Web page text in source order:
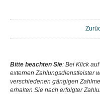
Bitte beachten Sie: Bei Klick
externen Zahlungsdienstleister
verschiedenen gängigen
erhalten Sie nach erfolgter